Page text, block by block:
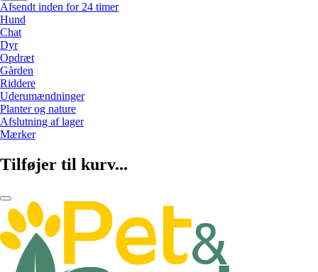
Afsendt inden for 24 timer
Hund
Chat
Dyr
Opdræt
Gården
Riddere
Uderumændninger
Planter og nature
Afslutning af lager
Mærker
Tilføjer til kurv...